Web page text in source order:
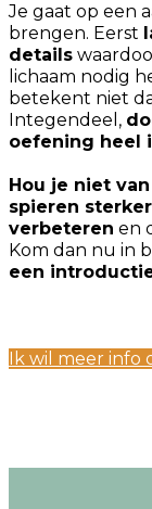
Je gaat op een
brengen. Eerst
details
lichaam nodig
betekent niet
Integendeel,
oefening heel
Hou je niet
spieren
verbeteren en
Kom dan nu in
een
Ik wil meer